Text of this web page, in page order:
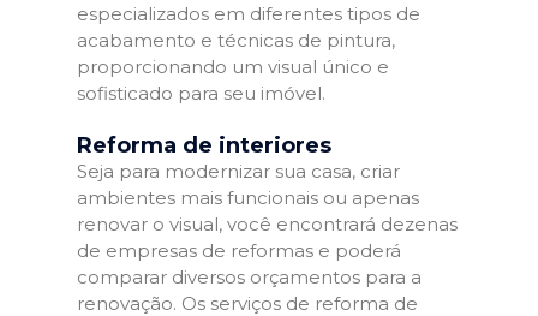
especializados em diferentes tipos de
acabamento e técnicas de pintura,
proporcionando um visual único e
sofisticado para seu imóvel.
Reforma de interiores
Seja para modernizar sua casa, criar
ambientes mais funcionais ou apenas
renovar o visual, você encontrará dezenas
de empresas de reformas e poderá
comparar diversos orçamentos para a
renovação. Os serviços de reforma de